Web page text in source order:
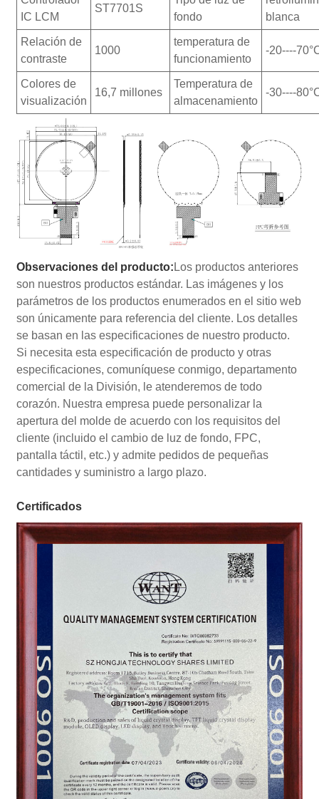
IC LCM
ST7701S
fondo
blanca
Relación de
contraste
1000
temperatura de
funcionamiento
-20----
Colores de
visualización
16,7 millones
Temperatura de
almacenamiento
-30----
Observaciones del producto: Los productos anteriores
son nuestros productos estándar. Las imágenes y los
parámetros de los productos enumerados en el sitio web
son únicamente para referencia del cliente. Los detalles
se basan en las especificaciones de nuestro producto.
Si necesita esta especificación de producto y otras
especificaciones, comuníquese conmigo, departamento
comercial de la División, le atenderemos de todo
corazón. Nuestra empresa puede personalizar la
apertura del molde de acuerdo con los requisitos del
cliente (incluido el cambio de luz de fondo, FPC,
pantalla táctil, etc.) y admite pedidos de pequeñas
cantidades y suministro a largo plazo.
Certificados